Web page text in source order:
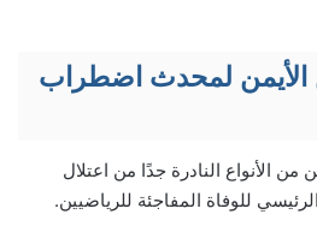
الأيمن لمحدث اضطراب
من الأنواع النادرة جدًا من اعتلال
للوفاة المفاجئة للرياضيين.